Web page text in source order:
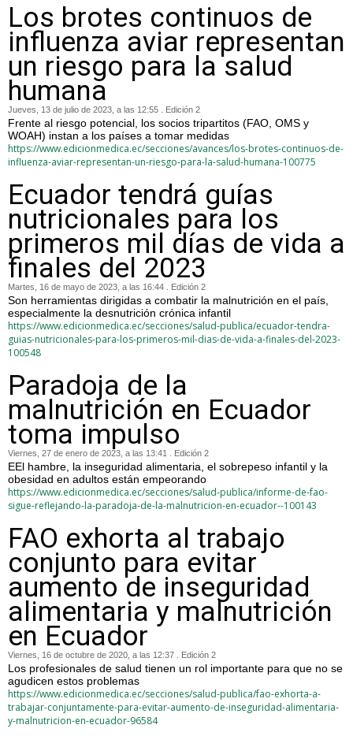
Los brotes continuos de
influenza aviar representan
un riesgo para la salud
humana
Jueves, 13 de julio de 2023, a las 12:55 . Edición 2
Frente al riesgo potencial, los socios tripartitos (FAO, OMS y
WOAH) instan a los países a tomar medidas
https://www.edicionmedica.ec/secciones/avances/los-brotes-continuos-de-
influenza-aviar-representan-un-riesgo-para-la-salud-humana-100775
Ecuador tendrá guías
nutricionales para los
primeros mil días de vida a
finales del 2023
Martes, 16 de mayo de 2023, a las 16:44 . Edición 2
Son herramientas dirigidas a combatir la malnutrición en el país,
especialmente la desnutrición crónica infantil
https://www.edicionmedica.ec/secciones/salud-publica/ecuador-tendra-
guias-nutricionales-para-los-primeros-mil-dias-de-vida-a-finales-del-2023-
100548
Paradoja de la
malnutrición en Ecuador
toma impulso
Viernes, 27 de enero de 2023, a las 13:41 . Edición 2
EEl hambre, la inseguridad alimentaria, el sobrepeso infantil y la
obesidad en adultos están empeorando
https://www.edicionmedica.ec/secciones/salud-publica/informe-de-fao-
sigue-reflejando-la-paradoja-de-la-malnutricion-en-ecuador--100143
FAO exhorta al trabajo
conjunto para evitar
aumento de inseguridad
alimentaria y malnutrición
en Ecuador
Viernes, 16 de octubre de 2020, a las 12:37 . Edición 2
Los profesionales de salud tienen un rol importante para que no se
agudicen estos problemas
https://www.edicionmedica.ec/secciones/salud-publica/fao-exhorta-a-
trabajar-conjuntamente-para-evitar-aumento-de-inseguridad-alimentaria-
y-malnutricion-en-ecuador-96584